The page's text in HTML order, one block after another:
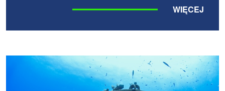
WIĘCEJ